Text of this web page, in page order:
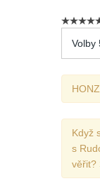
prosím
Když
s
věřit?